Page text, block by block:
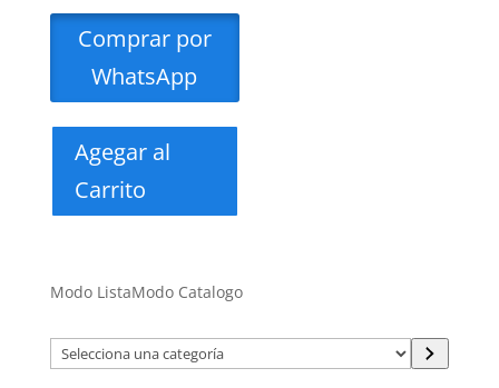
Comprar por
WhatsApp
Agegar al
Carrito
Modo ListaModo Catalogo
Selecciona
una